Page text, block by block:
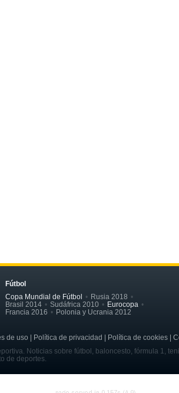
Fútbol
Copa Mundial de Fútbol
Rusia 2018
Brasil 2014
Sudáfrica 2010
Eurocopa
Francia 2016
Polonia y Ucrania 2012
uso | Política de privacidad | Política de cookies |
Noticias sobre fútbol, baloncesto, fórmula 1,
de deportes.